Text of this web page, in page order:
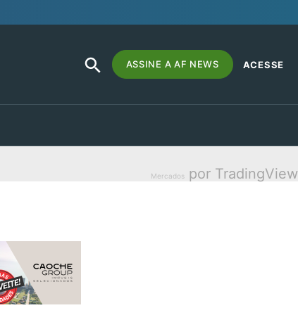
Search
for:
SEARCH
BUTTON
ASSINE A AF NEWS ACESSE
Mercados por TradingView